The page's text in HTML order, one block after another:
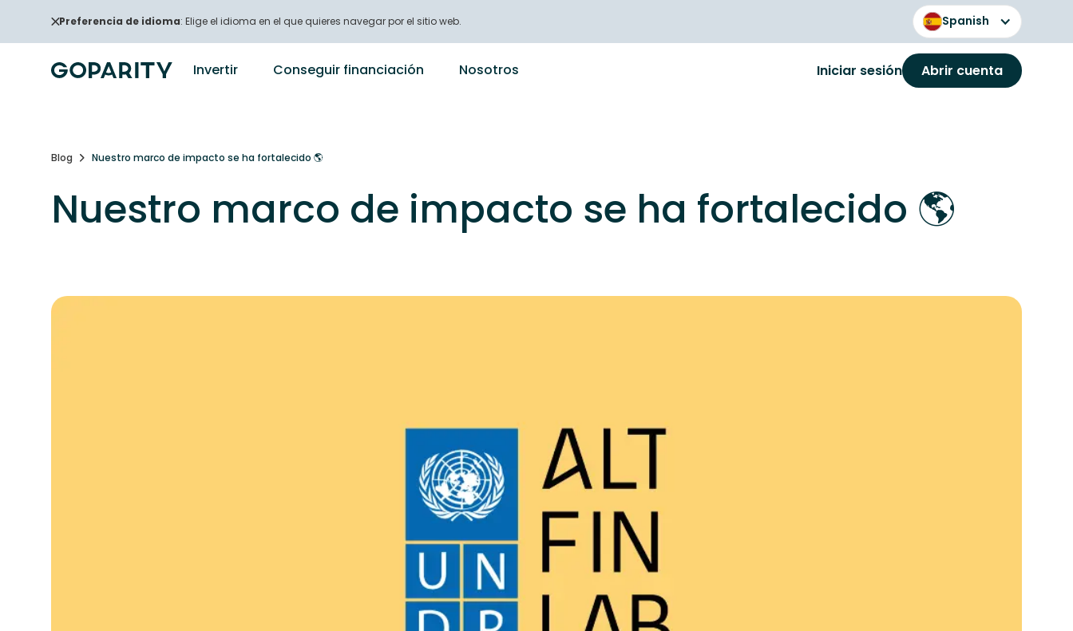
Preferencia de idioma: Elige el idioma en el que quieres navegar por el sitio web. Spanish
Invertir Conseguir financiación Nosotros Iniciar sesión Abrir cuenta
Blog Nuestro marco de impacto se ha fortalecido 🌎
Nuestro marco de impacto se ha fortalecido 🌎